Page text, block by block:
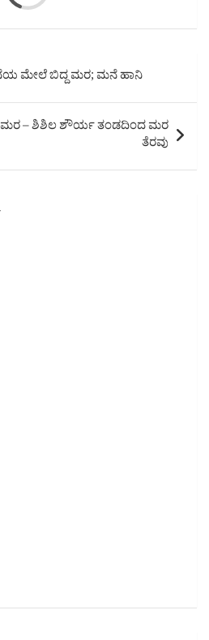
ಮೇಲೆ ಬಿದ್ದ ಮರ; ಮನೆ ಹಾನಿ
– ಶಿಶಿಲ ಶೌರ್ಯ ತಂಡದಿಂದ ಮರ
ತೆರವು